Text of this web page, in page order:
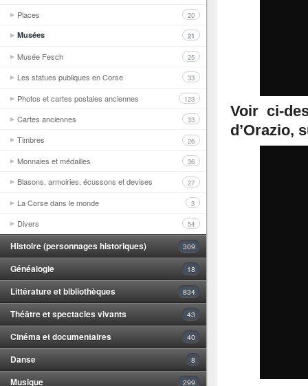
Places 20
Musées 21
Musée Fesch 25
Les statues publiques en Corse 33
Photos et cartes postales anciennes 123
Cartes anciennes 33
Timbres 26
Monnaies et médailles 36
Blasons, armoiries, écussons et devises 27
La Corse dans le monde 3
Divers 54
Histoire (personnages historiques) 309
Généalogie 18
Littérature et bibliothèques 834
Théâtre et spectacles vivants 43
Cinéma et documentaires 40
Danse 8
Musique 299
Voir ci-
d’Orazio,